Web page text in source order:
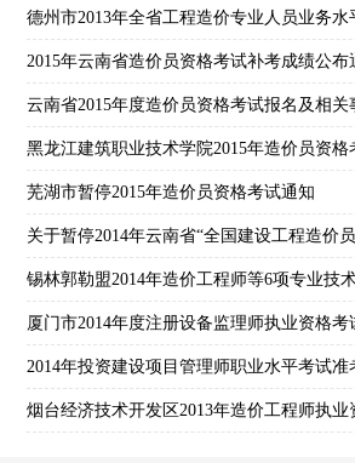
2015年云南省造价员资格考试补考成绩公布
云南省2015年度造价员资格考试报名及相关
黑龙江建筑职业技术学院2015年造价员资
芜湖市暂停2015年造价员资格考试通知
关于暂停2014年云南省“全国建设工程造价
厦门市2014年度注册设备监理师执业资格考
2014年投资建设项目管理师职业水平考试准
烟台经济技术开发区2013年造价工程师执